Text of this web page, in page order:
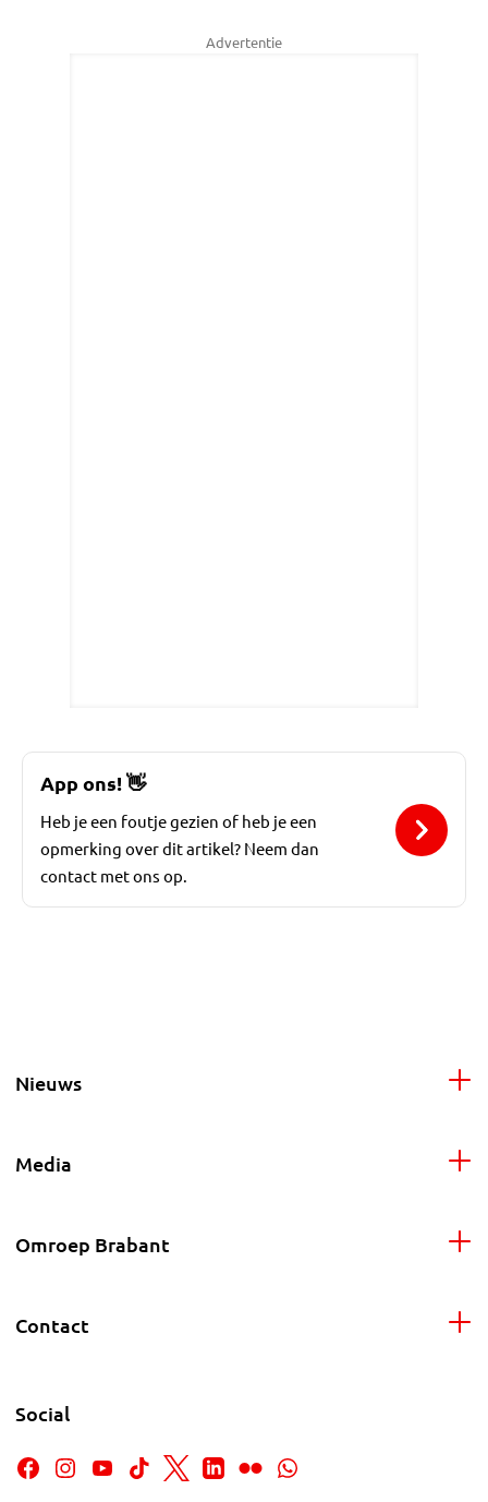
Advertentie
App ons!👋
Heb je een foutje gezien of heb je een
opmerking over dit artikel? Neem dan
contact met ons op.
Nieuws
Media
Omroep Brabant
Contact
Social